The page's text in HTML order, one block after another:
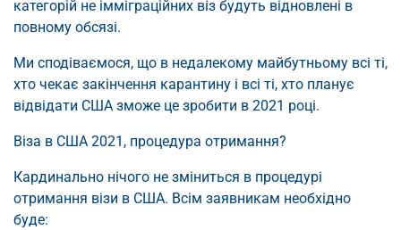
категорій не імміграційних віз будуть відновлені в
повному обсязі.
Ми сподіваємося, що в недалекому майбутньому всі ті,
хто чекає закінчення карантину і всі ті, хто планує
відвідати США зможе це зробити в 2021 році.
Віза в США 2021, процедура отримання?
Кардинально нічого не зміниться в процедурі
отримання візи в США. Всім заявникам необхідно
буде: